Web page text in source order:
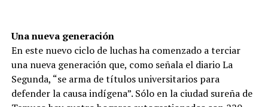
Una nueva generación
En este nuevo ciclo de luchas ha comenzado a terciar
una nueva generación que, como señala el diario La
Segunda, “se arma de títulos universitarios para
defender la causa indígena”. Sólo en la ciudad sureña de